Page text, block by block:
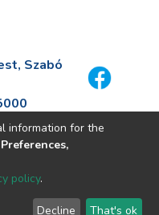
Szabó
information for the
policy.
Decline That's ok